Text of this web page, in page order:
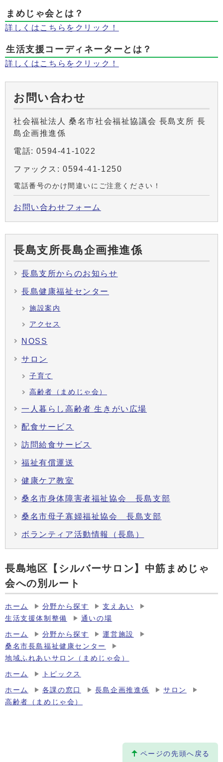
まめじゃ会とは？
詳しくはこちらをクリック！
生活支援コーディネーターとは？
詳しくはこちらをクリック！
お問い合わせ
社会福祉法人 桑名市社会福祉協議会 長島支所 長
島企画推進係
電話: 0594-41-1022
ファックス: 0594-41-1250
電話番号のかけ間違いにご注意ください！
お問い合わせフォーム
長島支所長島企画推進係
長島支所からのお知らせ
長島健康福祉センター
施設案内
アクセス
NOSS
サロン
子育て
高齢者（まめじゃ会）
一人暮らし高齢者 生きがい広場
配食サービス
訪問給食サービス
福祉有償運送
健康ケア教室
桑名市身体障害者福祉協会 長島支部
桑名市母子寡婦福祉協会 長島支部
ボランティア活動情報（長島）
長島地区【シルバーサロン】中筋まめじゃ
会への別ルート
ホーム 分野から探す
支えあい
生活支援体制整備
通いの場
ホーム 分野から探す
運営施設
桑名市長島福祉健康センター
地域ふれあいサロン（まめじゃ会）
ホーム トピックス
ホーム 各課の窓口 長島企画推進係
サロン
高齢者（まめじゃ会）
ページの先頭へ戻る